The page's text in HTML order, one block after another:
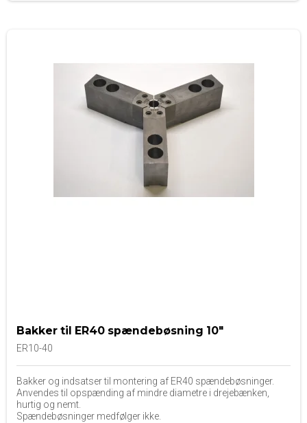
Bakker til ER40 spændebøsning 10"
ER10-40
Bakker og indsatser til montering af ER40 spændebøsninger.
Anvendes til opspænding af mindre diametre i drejebænken,
hurtig og nemt.
Spændebøsninger medfølger ikke.